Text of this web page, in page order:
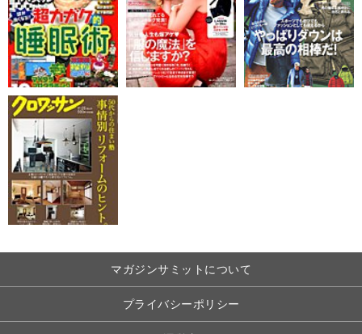
マガジンサミットについて
プライバシーポリシー